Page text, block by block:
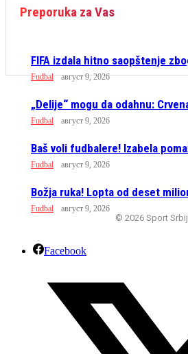
Preporuka za Vas
FIFA izdala hitno saopštenje
Fudbal август 9, 2026
„Delije“ mogu da odahnu:
Fudbal август 9, 2026
Baš voli fudbalere! Izabela
Fudbal август 9, 2026
Božja ruka! Lopta od deset
Fudbal август 9, 2026
© 2026 Sport
Facebook